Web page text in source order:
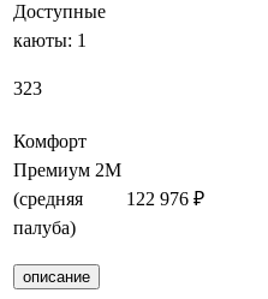
Доступные
каюты: 1
323
Комфорт
Премиум 2М
(средняя
палуба)
описание
122 976 ₽